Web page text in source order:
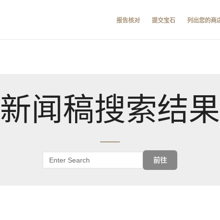
报告核对 提交宝石 列出您的商
新闻稿搜索结果
前往